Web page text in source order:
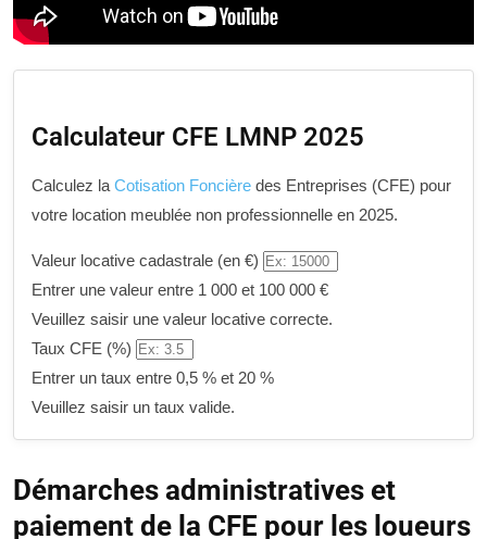
Calculateur CFE LMNP 2025
Calculez la Cotisation Foncière des Entreprises (CFE) pour
votre location meublée non professionnelle en 2025.
Valeur locative cadastrale (en €)
Entrer une valeur entre 1 000 et 100 000 €
Veuillez saisir une valeur locative correcte.
Taux CFE (%)
Entrer un taux entre 0,5 % et 20 %
Veuillez saisir un taux valide.
Démarches administratives et
paiement de la CFE pour les loueurs